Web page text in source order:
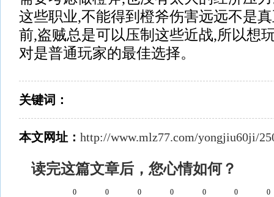
这些职业,不能得到橙斧伤害远远不是
前,盗贼总是可以压制这些近战,所以想
对是普通玩家的最佳选择。
关键词：
本文网址： http://www.mlz77.com/yongjiu60ji/
读完这篇文章后，您心情如何？
0 0 0 0 0 0 0